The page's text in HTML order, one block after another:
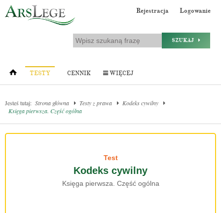
Rejestracja Logowanie
SZUKAJ
TESTY CENNIK WIĘCEJ
Jesteś tutaj: Strona główna Testy z prawa
Kodeks cywilny
Księga pierwsza. Część ogólna
Test
Kodeks cywilny
Księga pierwsza. Część ogólna